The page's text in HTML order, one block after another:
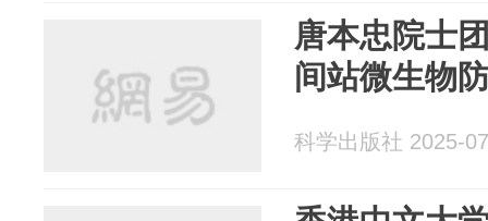
唐本忠院士
间站微生物
科学出版社 2025-